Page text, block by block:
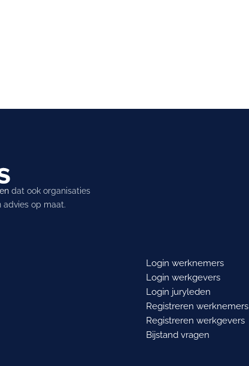
dat ook organisaties
op maat.
Login werknemers
Login werkgevers
Login juryleden
Registreren werknemers
Registreren werkgevers
Bijstand vragen